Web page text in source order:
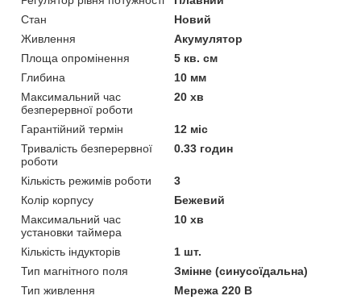
Стан
Новий
Живлення
Акумулятор
Площа опромінення
5 кв. см
Глибина
10 мм
Максимальний час
безперервної роботи
20 хв
Гарантійний термін
12 міс
Тривалість безперервної
роботи
0.33 годин
Кількість режимів роботи
3
Колір корпусу
Бежевий
Максимальний час
установки таймера
10 хв
Кількість індукторів
1 шт.
Тип магнітного поля
Змінне (синусоїдальна)
Тип живлення
Мережа 220 В